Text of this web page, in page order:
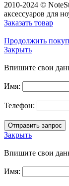
2010-2024 ©
аксессуаров для
Заказать товар
Продолжить
Закрыть
Впишите свои
Имя:
Телефон:
Закрыть
Впишите свои
Имя: